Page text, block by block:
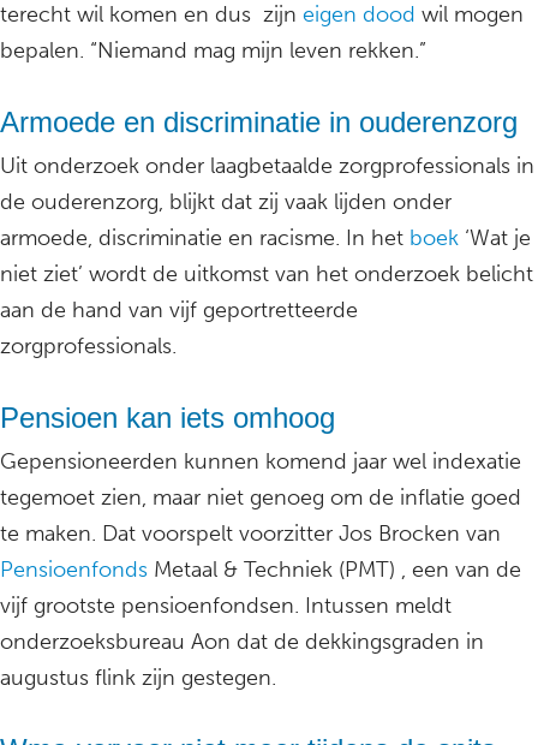
terecht wil komen en dus zijn eigen dood wil mogen
bepalen. “Niemand mag mijn leven rekken.”
Armoede en discriminatie in ouderenzorg
Uit onderzoek onder laagbetaalde zorgprofessionals in
de ouderenzorg, blijkt dat zij vaak lijden onder
armoede, discriminatie en racisme. In het boek ‘Wat je
niet ziet’ wordt de uitkomst van het onderzoek belicht
aan de hand van vijf geportretteerde
zorgprofessionals.
Pensioen kan iets omhoog
Gepensioneerden kunnen komend jaar wel indexatie
tegemoet zien, maar niet genoeg om de inflatie goed
te maken. Dat voorspelt voorzitter Jos Brocken van
Pensioenfonds Metaal & Techniek (PMT) , een van de
vijf grootste pensioenfondsen. Intussen meldt
onderzoeksbureau Aon dat de dekkingsgraden in
augustus flink zijn gestegen.